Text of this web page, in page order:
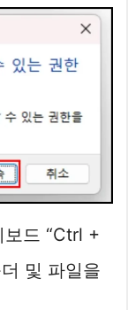
보드 “Ctrl +
및 파일을